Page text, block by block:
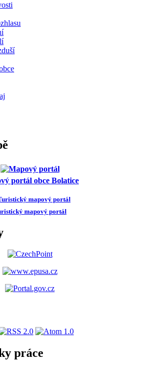
portál obce Bolatice
mapový portál
práce